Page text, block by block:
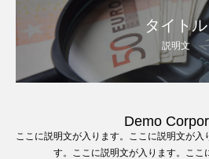
タイトル
説明文
Demo
ここに説明文が入ります。ここに説明文が入
す。ここに説明文が入ります。ここ